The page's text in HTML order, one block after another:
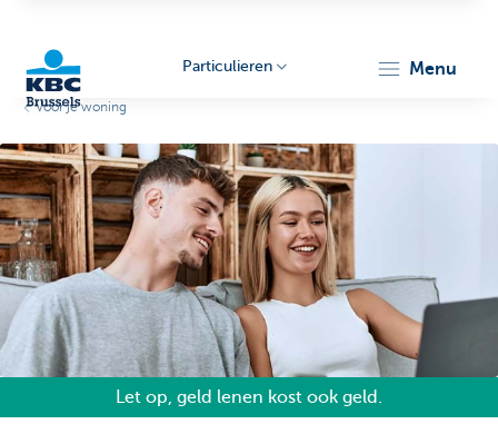
Brussels
Particulieren menu
Voor je woning
Let op, geld lenen kost ook geld.